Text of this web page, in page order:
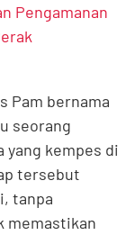
Pengamanan
Pam bernama
seorang
yang kempes di
tersebut
tanpa
memastikan